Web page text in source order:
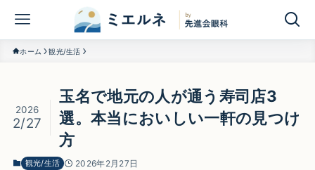
ホーム 観光/生活
玉名で地元の人が通う寿司店3
選。本当においしい一軒の見つけ
方
2026
2/27
観光/生活 2026年2月27日